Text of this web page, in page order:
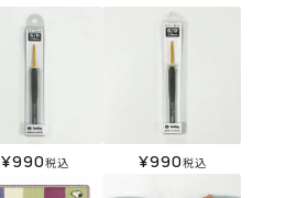
¥990税込 ¥990税込